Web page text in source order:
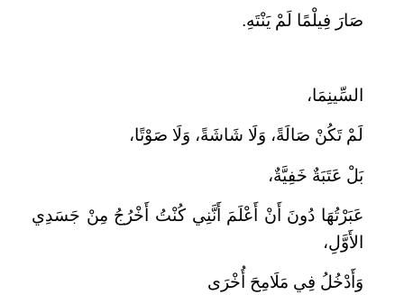
صَارَ فِيلْمًا لَمْ يَنْتَهِ.
السِّينِمَا،
لَمْ تَكُنْ صَالَةً، وَلَا شَاشَةً، وَلَا صَوْتًا،
بَلْ عَتَبَةٌ خَفِيَّةٌ،
عَبَرْتُهَا دُونَ أَنْ أَعْلَمَ أَنَّنِي كُنْتُ أَخْرُجُ مِنْ جَسَدِي
الأَوَّلِ،
وَأَدْخُلُ فِي مَلَامِحَ أُخْرَى